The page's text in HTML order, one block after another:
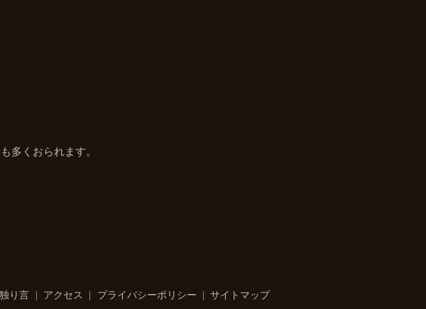
多くおられます。
り言 アクセス プライバシーポリシー サイトマップ